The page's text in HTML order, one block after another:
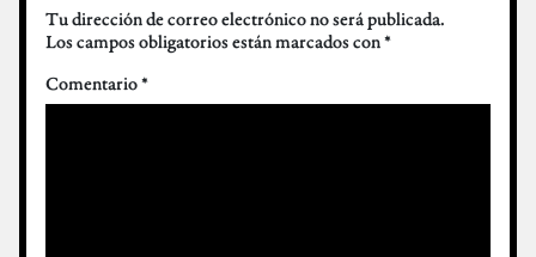
Tu dirección de correo electrónico no será publicada.
Los campos obligatorios están marcados con*
Comentario*